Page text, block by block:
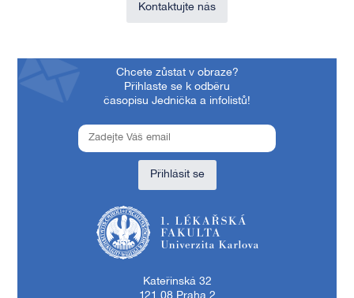
Kontaktujte nás
Chcete zůstat v obraze?
Přihlaste se k odběru
časopisu Jednička a infolistů!
Přihlásit se
Kateřinská 32